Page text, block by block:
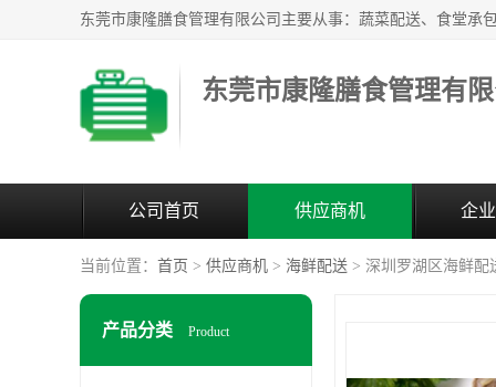
东莞市康隆膳食管理有
公司首页 供应商机 企
当前位置： 首页 > 供应商机 > 海鲜配送 > 深圳罗湖区海鲜配
产品分类 Product